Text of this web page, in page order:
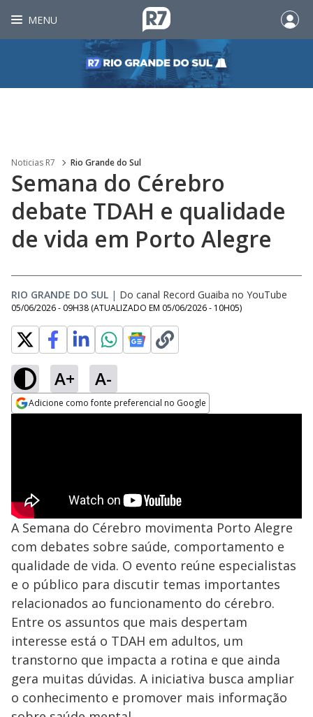
MENU
Noticias R7 Rio Grande do Sul
Semana do Cérebro
debate TDAH e qualidade
de vida em Porto Alegre
RIO GRANDE DO SUL | Do canal Record Guaiba no YouTube
05/06/2026 - 09H38 (ATUALIZADO EM 05/06/2026 - 10H05)
A+ A-
Adicione como fonte preferencial no Google
A Semana do Cérebro movimenta Porto Alegre
com debates sobre saúde, comportamento e
qualidade de vida. O evento reúne especialistas
e o público para discutir temas importantes
relacionados ao funcionamento do cérebro.
Entre os assuntos que mais despertam
interesse está o TDAH em adultos, um
transtorno que impacta a rotina e que ainda
gera muitas dúvidas. A iniciativa busca ampliar
o conhecimento e promover mais informação